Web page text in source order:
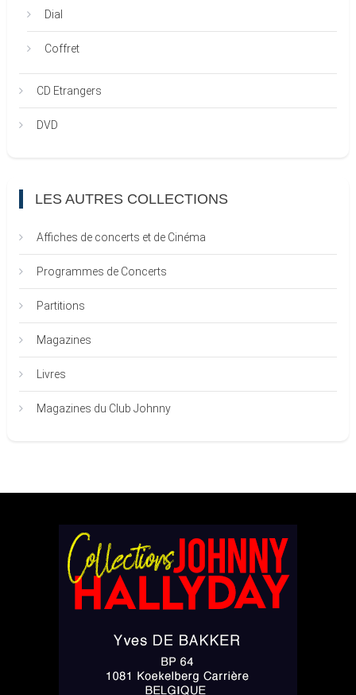
Dial
Coffret
CD Etrangers
DVD
LES AUTRES COLLECTIONS
Affiches de concerts et de Cinéma
Programmes de Concerts
Partitions
Magazines
Livres
Magazines du Club Johnny